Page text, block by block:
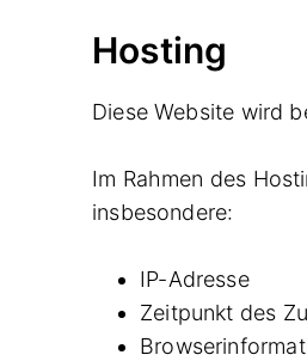
Hosting
Diese Website wird
Im Rahmen des
insbesondere:
IP-Adresse
Zeitpunkt des